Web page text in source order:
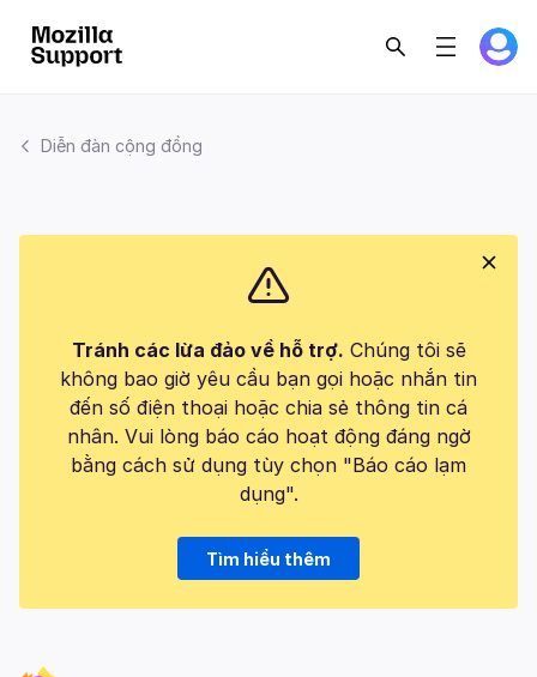
Diễn đàn cộng đồng
Tránh các lừa đảo về hỗ trợ. Chúng tôi sẽ
không bao giờ yêu cầu bạn gọi hoặc nhắn tin
đến số điện thoại hoặc chia sẻ thông tin cá
nhân. Vui lòng báo cáo hoạt động đáng ngờ
bằng cách sử dụng tùy chọn "Báo cáo lạm
dụng".
Tìm hiểu thêm